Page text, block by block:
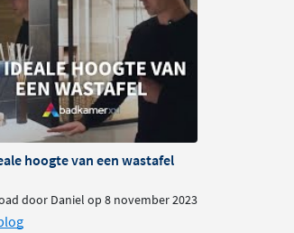
hoogte van een wastafel
door Daniel op 8 november 2023